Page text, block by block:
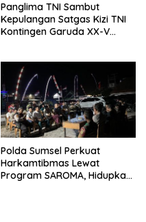
Panglima TNI Sambut
Kepulangan Satgas Kizi TNI
Kontingen Garuda XX-V
Polda Sumsel Perkuat
Harkamtibmas Lewat
Program SAROMA, Hidupkan